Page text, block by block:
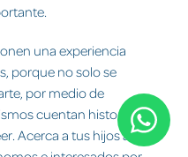
una experiencia
porque no solo se
por medio de
cuentan historias.
Acerca a tus hijos a la